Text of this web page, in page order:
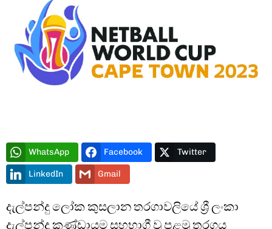
Type and hit enter
WhatsApp Facebook Twitter
LinkedIn Gmail
දැල්පන්දු ලෝක කුසලාන තරගාවලියේ ශ්‍රී ලංකා
දැල්පන්දු කණ්ඩායම සහභාගී වූ පළමු තරගය